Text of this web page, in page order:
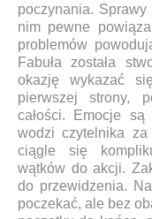
poczynania.
nim pewne
problemów
Fabuła została
okazję wykazać
pierwszej strony,
całości. Emocje są
wodzi czytelnika
ciągle się
wątków do akcji.
do przewidzenia.
poczekać, ale bez